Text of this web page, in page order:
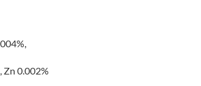
Zn 0.002%